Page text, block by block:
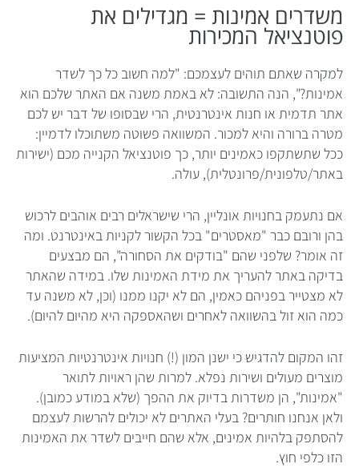
משדרים אמינות = מגדילים את
פוטנציאל המכירות
למקרה שאתם תוהים לעצמכם: "למה חשוב כל כך לשדר
אמינות?", הנה התשובה: לא באמת משנה אם האתר שלכם הוא
אתר תדמית או חנות אינטרנטית, הרי שבסופו של דבר יש לכם
מטרה ברורה והיא למכור. המשוואה פשוטה משתוכלו לדמיין:
ככל שתשתקפו כאמינים יותר, כך פוטנציאל הקנייה מכם (ישירות
באתר/טלפונית/פרונטלית), עולה.
אם נתעמק בחנויות אונליין, הרי שישראלים רבים אוהבים לרכוש
בהן ורובם כבר "מאסטרים" בכל הקשור לקניות באינטרנט. ומה
זה אומר? שלפני שהם "בודקים את הסחורה", הם מבצעים
בדיקה באתר להעריך את מידת האמינות שלו. במידה שהאתר
לא מצטייר בפניהם כאמין, הם לא יקנו ממנו (וכן, לא משנה עד
כמה הוא זול בהשוואה לאחרים ושהאספקה היא מהיום להיום).
זהו המקום להדגיש כי ישנן המון (!) חנויות אינטרנטיות המציעות
מוצרים מעולים ושירות נפלא. למרות שהן ראויות לתואר
"אמינות", הן משדרות בדיוק את ההפך (שלא במודע כמובן).
ולאן אנחנו חותרים? בעלי האתרים לא יכולים להרשות לעצמם
להסתפק בלהיות אמינים, אלא שהם חייבים לשדר את האמינות
הזו כלפי חוץ.